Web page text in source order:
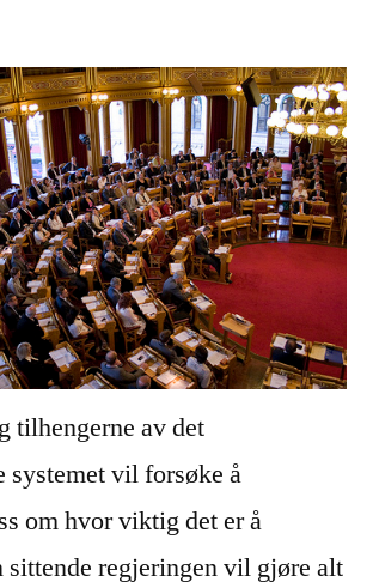
tilhengerne av det
systemet vil forsøke å
om hvor viktig det er å
sittende regjeringen vil gjøre alt